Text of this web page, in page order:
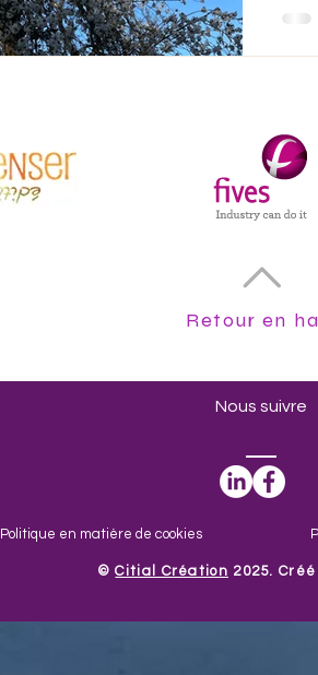
Retour en
Nous suivre
Politique en matière de cookies
​©Citial Création 2025.